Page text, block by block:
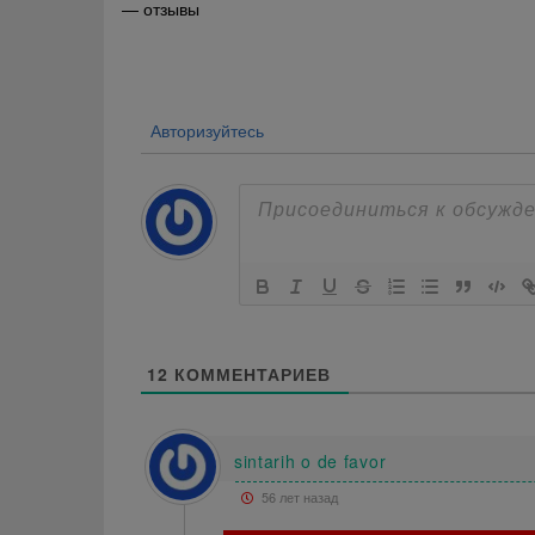
по
— отзывы
Авторизуйтесь
12 КОММЕНТАРИЕВ
sintarih o de favor
56 лет назад